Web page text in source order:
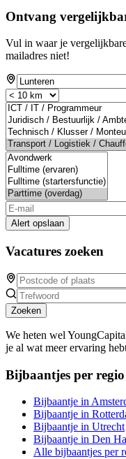
Ontvang
Vul in waar je
mailadres niet!
Alert opslaan
Vacatures zoeken
Zoeken
We heten wel
je al wat meer ervaring
Bijbaantjes per regio
Bijbaantje in
Bijbaantje in
Bijbaantje in Utrecht
Bijbaantje in Den
Alle bijbaantjes per